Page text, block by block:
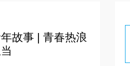
故事 | 青春热浪